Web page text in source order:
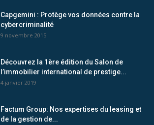
Capgemini : Protège vos données contre la
cybercriminalité
9 novembre 2015
Découvrez la 1ère édition du Salon de
l’immobilier international de prestige...
4 janvier 2019
Factum Group: Nos expertises du leasing et
de la gestion de...